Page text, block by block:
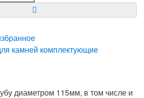
камней комплектующие
диаметром 115мм, в том числе и